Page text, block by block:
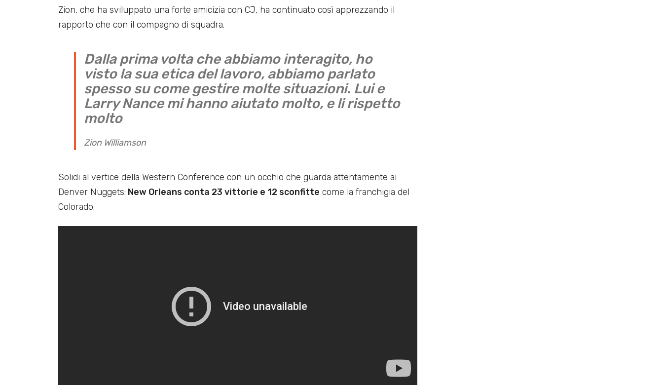
Zion, che ha sviluppato una forte amicizia con CJ, ha continuato così apprezzando il
rapporto che con il compagno di squadra.
Dalla prima volta che abbiamo interagito, ho
visto la sua etica del lavoro, abbiamo parlato
spesso su come gestire molte situazioni. Lui e
Larry Nance mi hanno aiutato molto, e li rispetto
molto
Zion Williamson
Solidi al vertice della Western Conference con un occhio che guarda attentamente ai
Denver Nuggets: New Orleans conta 23 vittorie e 12 sconfitte come la franchigia del
Colorado.